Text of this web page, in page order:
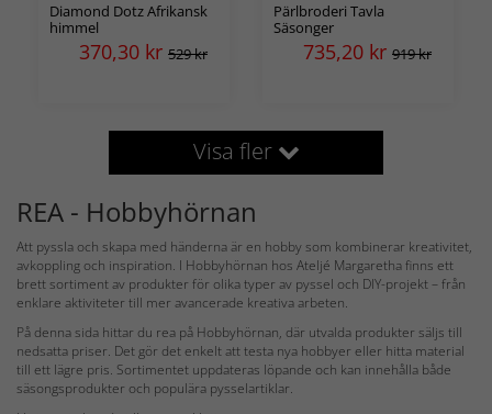
Diamond Dotz Afrikansk
himmel
370,30 kr 529 kr
Pärlbroderi Tavla
Säsonger
735,20 kr 919 kr
Visa fler
REA - Hobbyhörnan
Att pyssla och skapa med händerna är en hobby som kombinerar kreativitet,
avkoppling och inspiration. I Hobbyhörnan hos Ateljé Margaretha finns ett
brett sortiment av produkter för olika typer av pyssel och DIY-projekt – från
enklare aktiviteter till mer avancerade kreativa arbeten.
På denna sida hittar du rea på Hobbyhörnan, där utvalda produkter säljs till
nedsatta priser. Det gör det enkelt att testa nya hobbyer eller hitta material
till ett lägre pris. Sortimentet uppdateras löpande och kan innehålla både
säsongsprodukter och populära pysselartiklar.